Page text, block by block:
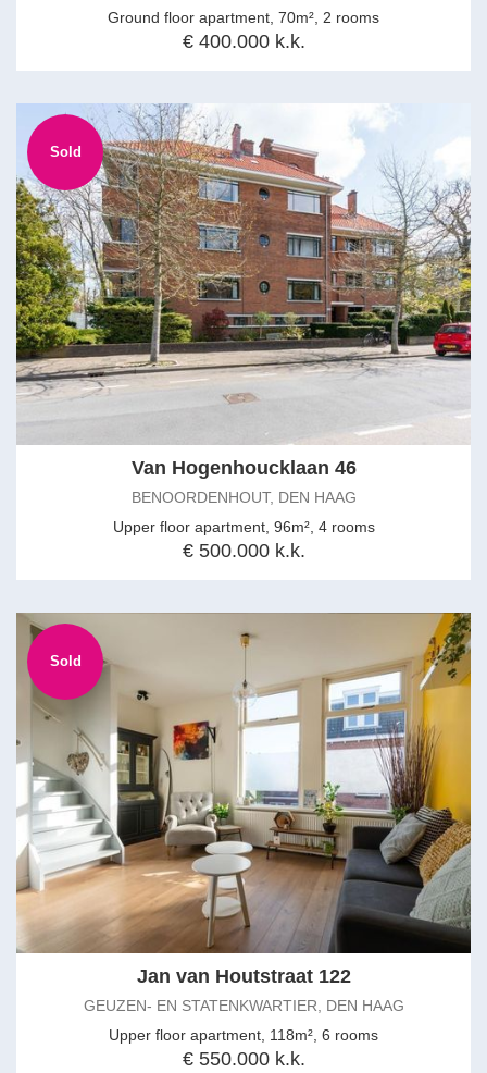
Ground floor apartment, 70m², 2 rooms
€ 400.000 k.k.
Sold
Van Hogenhoucklaan 46
BENOORDENHOUT, DEN HAAG
Upper floor apartment, 96m², 4 rooms
€ 500.000 k.k.
Sold
Jan van Houtstraat 122
GEUZEN- EN STATENKWARTIER, DEN HAAG
Upper floor apartment, 118m², 6 rooms
€ 550.000 k.k.